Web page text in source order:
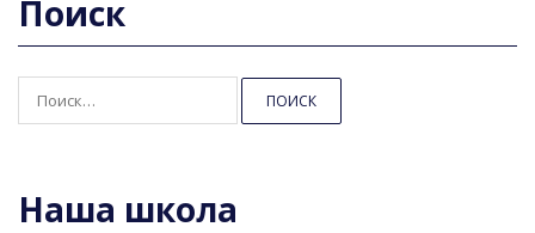
Поиск
Наша школа